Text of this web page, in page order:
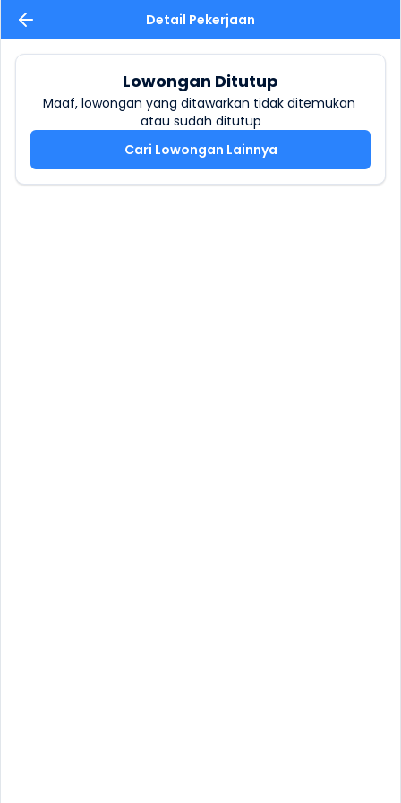
Detail Pekerjaan
Lowongan Ditutup
Maaf, lowongan yang ditawarkan tidak ditemukan
atau sudah ditutup
Cari Lowongan Lainnya